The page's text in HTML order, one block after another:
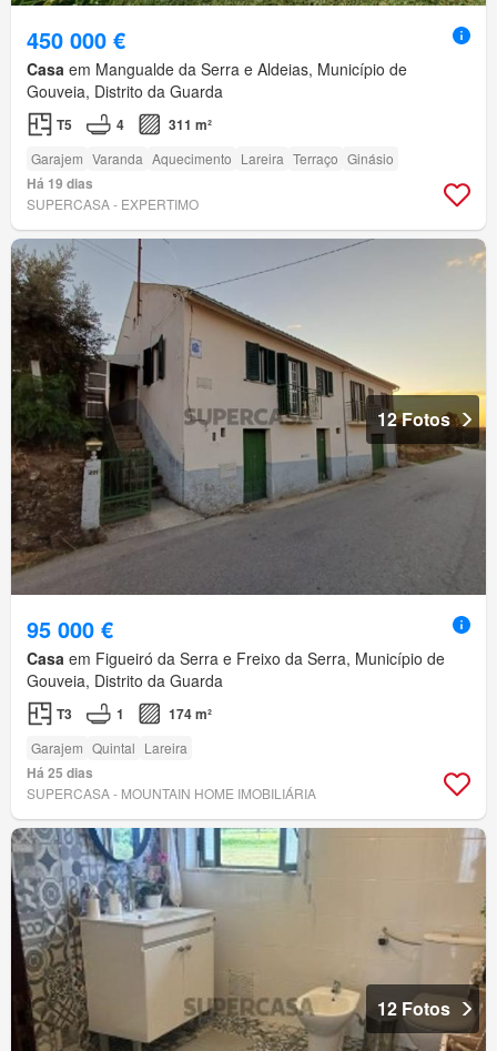
450 000 €
Casa em Mangualde da Serra e Aldeias, Município de
Gouveia, Distrito da Guarda
T5 4 311 m²
Garajem Varanda Aquecimento Lareira Terraço Ginásio
Há 19 dias
SUPERCASA - EXPERTIMO
12 Fotos
95 000 €
Casa em Figueiró da Serra e Freixo da Serra, Município de
Gouveia, Distrito da Guarda
T3 1 174 m²
Garajem Quintal Lareira
Há 25 dias
SUPERCASA - MOUNTAIN HOME IMOBILIÁRIA
12 Fotos